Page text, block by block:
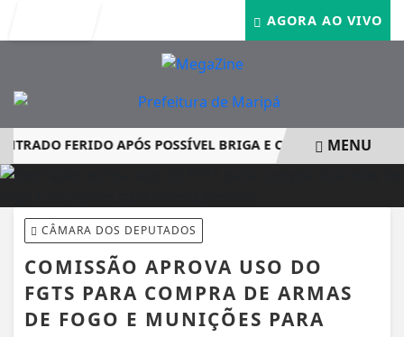
AGORA AO VIVO
FERIDO APÓS POSSÍVEL BRIGA E CASO GRAVEMENU
CÂMARA DOS DEPUTADOS
COMISSÃO APROVA USO DO
FGTS PARA COMPRA DE ARMAS
DE FOGO E MUNIÇÕES PARA